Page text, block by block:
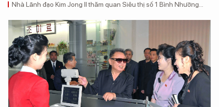
Nhà Lãnh đạo Kim Jong Il thăm quan Siêu thị số 1 Bình Nhưỡng...